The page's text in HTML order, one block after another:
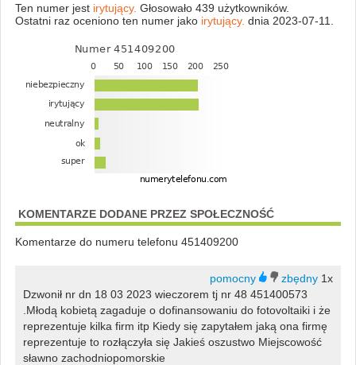
Ten numer jest irytujący. Głosowało 439 użytkowników.
Ostatni raz oceniono ten numer jako irytujący. dnia 2023-07-11.
KOMENTARZE DODANE PRZEZ SPOŁECZNOŚĆ
Komentarze do numeru telefonu 451409200
1x
Dzwonił nr dn 18 03 2023 wieczorem tj nr 48 451400573
.Młodą kobietą zagaduje o dofinansowaniu do fotovoltaiki i że
reprezentuje kilka firm itp Kiedy się zapytałem jaką ona firmę
reprezentuje to rozłączyła się Jakieś oszustwo Miejscowość
sławno zachodniopomorskie